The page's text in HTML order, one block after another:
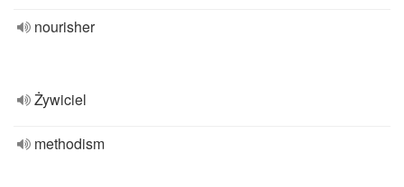
nourisher
Żywiciel
methodism